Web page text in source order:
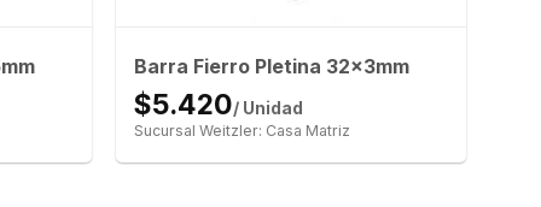
Barra Fierro Pletina 32x3mm
$5.420/ Unidad
Sucursal Weitzler: Casa Matriz